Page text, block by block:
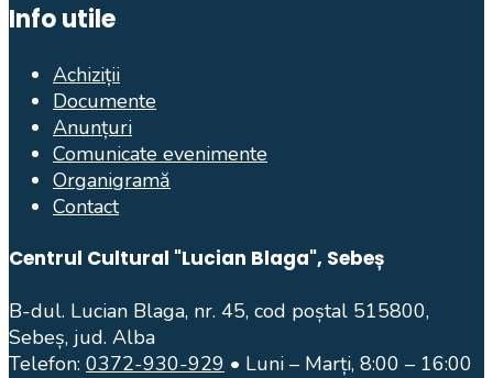
Info utile
Achiziții
Documente
Anunțuri
Comunicate evenimente
Organigramă
Contact
Centrul Cultural "Lucian Blaga", Sebeș
B-dul. Lucian Blaga, nr. 45, cod poștal 515800,
Sebeș, jud. Alba
Telefon: 0372-930-929 • Luni – Marți, 8:00 – 16:00